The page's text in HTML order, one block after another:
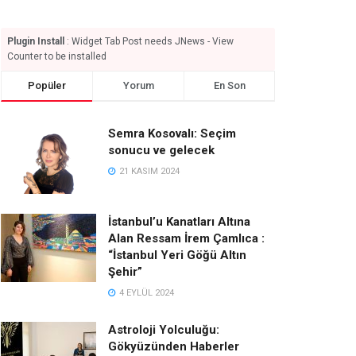
Plugin Install
: Widget Tab Post needs JNews - View
Counter to be installed
Popüler Yorum En Son
Semra Kosovalı: Seçim
sonucu ve gelecek
21 KASIM 2024
İstanbul’u Kanatları Altına
Alan Ressam İrem Çamlıca :
“İstanbul Yeri Göğü Altın
Şehir”
4 EYLÜL 2024
Astroloji Yolculuğu:
Gökyüzünden Haberler